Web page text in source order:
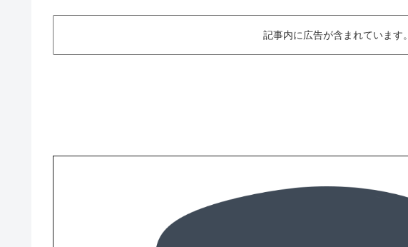
記事内に広告が含まれています。